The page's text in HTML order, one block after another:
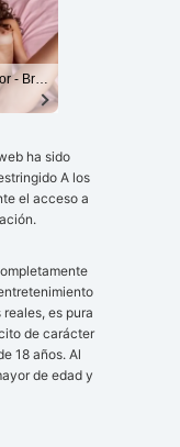
AI Slut Generator - Bring your Fantasies to life 🔥
ha sido
A los
el acceso a
es pura
de carácter
18 años. Al
de edad y